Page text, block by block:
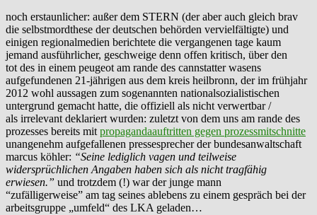
noch erstaunlicher: außer dem STERN (der aber auch gleich brav
die selbstmordthese der deutschen behörden vervielfältigte) und
einigen regionalmedien berichtete die vergangenen tage kaum
jemand ausführlicher, geschweige denn offen kritisch, über den
tot des in einem peugeot am rande des cannstatter wasens
aufgefundenen 21-jährigen aus dem kreis heilbronn, der im frühjahr
2012 wohl aussagen zum sogenannten nationalsozialistischen
untergrund gemacht hatte, die offiziell als nicht verwertbar /
als irrelevant deklariert wurden: zuletzt von dem uns am rande des
prozesses bereits mit propagandaauftritten gegen prozessmitschnitte
unangenehm aufgefallenen pressesprecher der bundesanwaltschaft
marcus köhler: “Seine lediglich vagen und teilweise
widersprüchlichen Angaben haben sich als nicht tragfähig
erwiesen.” und trotzdem (!) war der junge mann
“zufälligerweise” am tag seines ablebens zu einem gespräch bei der
arbeitsgruppe „umfeld“ des LKA geladen…